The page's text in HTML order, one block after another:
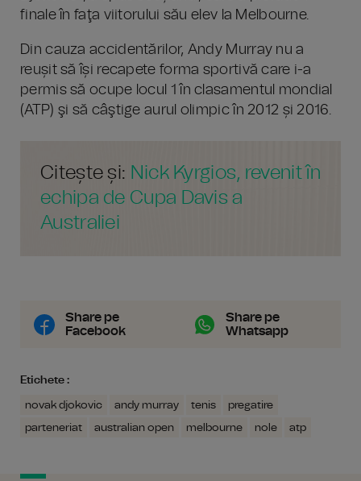
finale în faţa viitorului său elev la Melbourne.
Din cauza accidentărilor, Andy Murray nu a
reușit să își recapete forma sportivă care i-a
permis să ocupe locul 1 în clasamentul mondial
(ATP) şi să câştige aurul olimpic în 2012 și 2016.
Citește și: Nick Kyrgios, revenit în
echipa de Cupa Davis a
Australiei
Share pe
Facebook
Share pe
Whatsapp
Etichete :
novak djokovic andy murray tenis
pregatire
parteneriat
australian open melbourne nole atp